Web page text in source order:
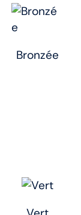
Bronzée